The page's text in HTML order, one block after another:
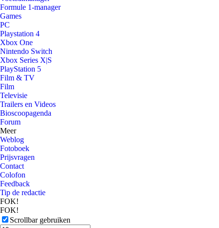
Formule 1-manager
Games
PC
Playstation 4
Xbox One
Nintendo Switch
Xbox Series X|S
PlayStation 5
Film & TV
Film
Televisie
Trailers en Videos
Bioscoopagenda
Forum
Meer
Weblog
Fotoboek
Prijsvragen
Contact
Colofon
Feedback
Tip de redactie
FOK!
FOK!
Scrollbar gebruiken